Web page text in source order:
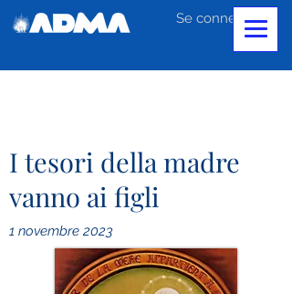
Se connecter
I tesori della madre
vanno ai figli
1 novembre 2023